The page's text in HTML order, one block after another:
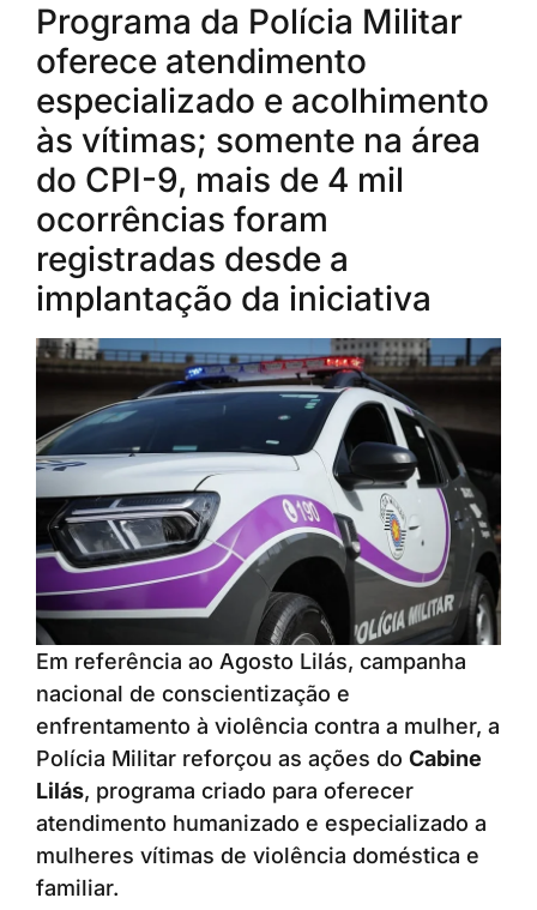
Programa da Polícia Militar
oferece atendimento
especializado e acolhimento
às vítimas; somente na área
do CPI-9, mais de 4 mil
ocorrências foram
registradas desde a
implantação da iniciativa
Em referência ao Agosto Lilás, campanha
nacional de conscientização e
enfrentamento à violência contra a mulher, a
Polícia Militar reforçou as ações do Cabine
Lilás, programa criado para oferecer
atendimento humanizado e especializado a
mulheres vítimas de violência doméstica e
familiar.